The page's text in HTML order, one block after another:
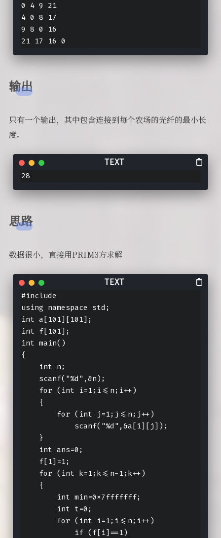
0 4 9 21
4 0 8 17
9 8 0 16
21 17 16 0
输出
只有一个输出，其中包含连接到每个农场的光纤的最小长
度。
28
思路
数据很小，直接用PRIM3方求解
#include
using namespace std;
int a[101][101];
int f[101];
int main()
{
    int n;
    scanf("%d",&n);
    for (int i=1;i<=n;i++)
    {
        for (int j=1;j<=n;j++)
            scanf("%d",&a[i][j]);
    }
    int ans=0;
    f[1]=1;
    for (int k=1;k<=n-1;k++)
    {
        int min=0x7fffffff;
        int t=0;
        for (int i=1;i<=n;i++)
            if (f[i]==1)